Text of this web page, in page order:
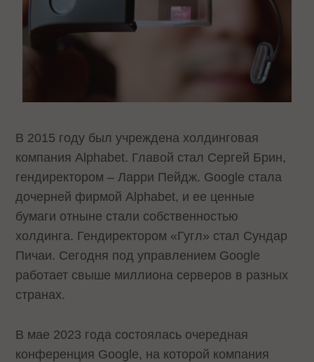
В 2015 году был учреждена холдинговая
компания Alphabet. Главой стал Сергей Брин,
гендиректором – Ларри Пейдж. Google стала
дочерней фирмой Alphabet, и ее ценные
бумаги отныне стали собственностью
холдинга. Гендиректором «Гугл» стал Сундар
Пичаи. Сегодня под управлением Google
работает свыше миллиона серверов в разных
странах.
В мае 2023 года состоялась очередная
конференция Google, на которой компания